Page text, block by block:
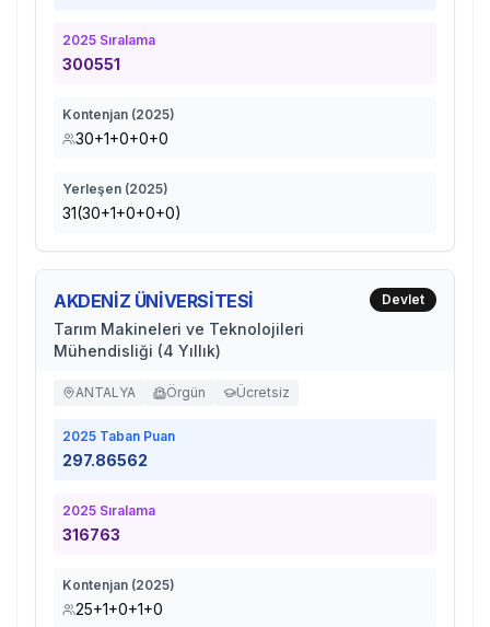
2025 Sıralama
300551
Kontenjan (2025)
30+1+0+0+0
Yerleşen (2025)
31(30+1+0+0+0)
AKDENİZ ÜNİVERSİTESİ
Tarım Makineleri ve Teknolojileri
Mühendisliği (4 Yıllık)
Devlet
ANTALYA Örgün Ücretsiz
2025 Taban Puan
297.86562
2025 Sıralama
316763
Kontenjan (2025)
25+1+0+1+0